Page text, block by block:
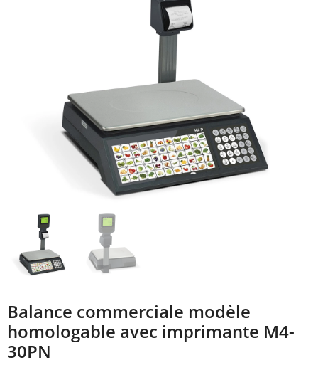
Balance commerciale modèle
homologable avec imprimante M4-
30PN